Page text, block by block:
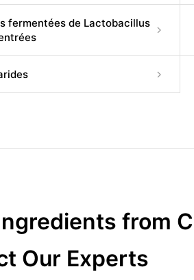
fermentées de Lactobacillus
from
Our Experts